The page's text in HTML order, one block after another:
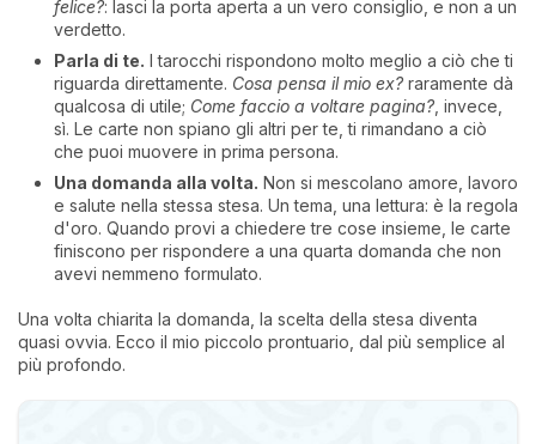
felice?: lasci la porta aperta a un vero consiglio, e non a un
verdetto.
Parla di te. I tarocchi rispondono molto meglio a ciò che ti
riguarda direttamente. Cosa pensa il mio ex? raramente dà
qualcosa di utile; Come faccio a voltare pagina? , invece,
sì. Le carte non spiano gli altri per te, ti rimandano a ciò
che puoi muovere in prima persona.
Una domanda alla volta. Non si mescolano amore, lavoro
e salute nella stessa stesa. Un tema, una lettura: è la regola
d'oro. Quando provi a chiedere tre cose insieme, le carte
finiscono per rispondere a una quarta domanda che non
avevi nemmeno formulato.
Una volta chiarita la domanda, la scelta della stesa diventa
quasi ovvia. Ecco il mio piccolo prontuario, dal più semplice al
più profondo.